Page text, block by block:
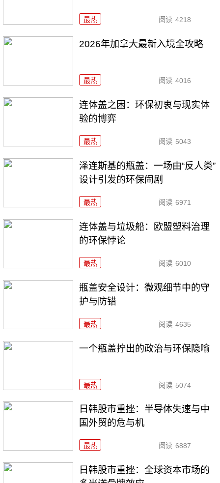
最热 阅读 4218
2026年加拿大最新入境全攻略
最热 阅读 4016
连体盖之困：环保初衷与现实体
验的博弈
最热 阅读 5043
泽连斯基的瓶盖：一场由“反人类”
设计引发的环保闹剧
最热 阅读 6971
连体盖与垃圾船：欧盟塑料治理
的环保悖论
最热 阅读 6010
瓶盖安全设计：微观细节中的守
护与防错
最热 阅读 4635
一个瓶盖拧出的政治与环保隐喻
最热 阅读 5074
日韩股市重挫：半导体失速与中
国外贸的危与机
最热 阅读 6887
日韩股市重挫：全球资本市场的